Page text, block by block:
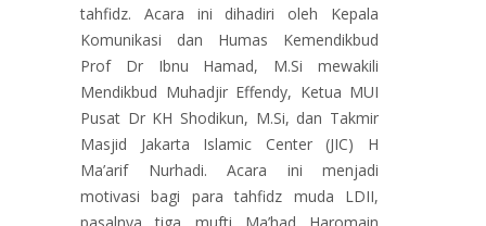
tahfidz. Acara ini dihadiri oleh Kepala
Komunikasi dan Humas Kemendikbud
Prof Dr Ibnu Hamad, M.Si mewakili
Mendikbud Muhadjir Effendy, Ketua MUI
Pusat Dr KH Shodikun, M.Si, dan Takmir
Masjid Jakarta Islamic Center (JIC) H
Ma’arif Nurhadi. Acara ini menjadi
motivasi bagi para tahfidz muda LDII,